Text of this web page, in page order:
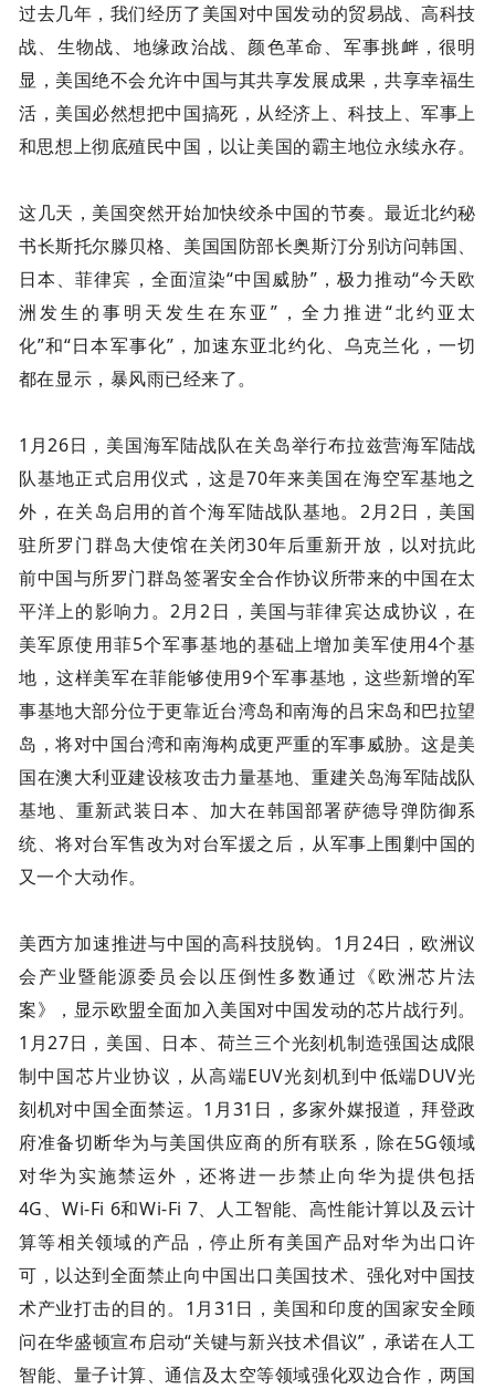
过去几年，我们经历了美国对中国发动的贸易战、高科技
战、生物战、地缘政治战、颜色革命、军事挑衅，很明
显，美国绝不会允许中国与其共享发展成果，共享幸福生
活，美国必然想把中国搞死，从经济上、科技上、军事上
和思想上彻底殖民中国，以让美国的霸主地位永续永存。
这几天，美国突然开始加快绞杀中国的节奏。最近北约秘
书长斯托尔滕贝格、美国国防部长奥斯汀分别访问韩国、
日本、菲律宾，全面渲染“中国威胁”，极力推动“今天欧
洲发生的事明天发生在东亚”，全力推进“北约亚太
化”和“日本军事化”，加速东亚北约化、乌克兰化，一切
都在显示，暴风雨已经来了。
1月26日，美国海军陆战队在关岛举行布拉兹营海军陆战
队基地正式启用仪式，这是70年来美国在海空军基地之
外，在关岛启用的首个海军陆战队基地。2月2日，美国
驻所罗门群岛大使馆在关闭30年后重新开放，以对抗此
前中国与所罗门群岛签署安全合作协议所带来的中国在太
平洋上的影响力。2月2日，美国与菲律宾达成协议，在
美军原使用菲5个军事基地的基础上增加美军使用4个基
地，这样美军在菲能够使用9个军事基地，这些新增的军
事基地大部分位于更靠近台湾岛和南海的吕宋岛和巴拉望
岛，将对中国台湾和南海构成更严重的军事威胁。这是美
国在澳大利亚建设核攻击力量基地、重建关岛海军陆战队
基地、重新武装日本、加大在韩国部署萨德导弹防御系
统、将对台军售改为对台军援之后，从军事上围剿中国的
又一个大动作。
美西方加速推进与中国的高科技脱钩。1月24日，欧洲议
会产业暨能源委员会以压倒性多数通过《欧洲芯片法
案》，显示欧盟全面加入美国对中国发动的芯片战行列。
1月27日，美国、日本、荷兰三个光刻机制造强国达成限
制中国芯片业协议，从高端EUV光刻机到中低端DUV光
刻机对中国全面禁运。1月31日，多家外媒报道，拜登政
府准备切断华为与美国供应商的所有联系，除在5G领域
对华为实施禁运外，还将进一步禁止向华为提供包括
4G、Wi-Fi 6和Wi-Fi 7、人工智能、高性能计算以及云计
算等相关领域的产品，停止所有美国产品对华为出口许
可，以达到全面禁止向中国出口美国技术、强化对中国技
术产业打击的目的。1月31日，美国和印度的国家安全顾
问在华盛顿宣布启动“关键与新兴技术倡议”，承诺在人工
智能、量子计算、通信及太空等领域强化双边合作，两国